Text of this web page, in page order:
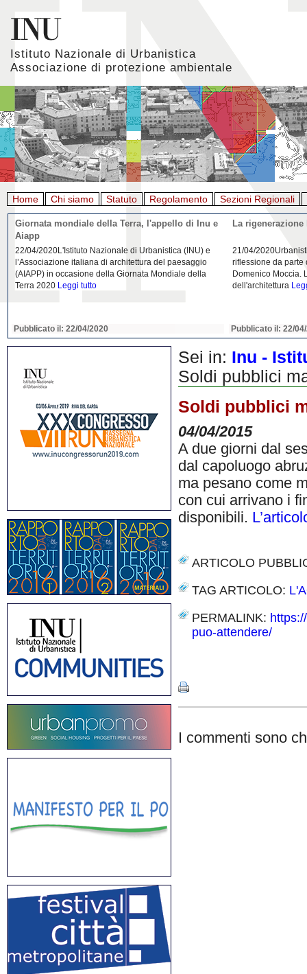
Istituto Nazionale di Urbanistica
Associazione di protezione ambientale
Home Chi siamo Statuto Regolamento Sezioni Regionali
Giornata mondiale della Terra, l'appello di Inu e
Aiapp
22/04/2020L'Istituto Nazionale di Urbanistica (INU) e
l’Associazione italiana di architettura del paesaggio
(AIAPP) in occasione della Giornata Mondiale della
Terra 2020 Leggi tutto
Pubblicato il: 22/04/2020
La
21/04/
riflessione da parte
Domenico Moccia.
dell'architettura
Pubblicato il: 22/
Sei in: Inu -
Soldi pubblici
Soldi pubblici
04/04/2015
A due giorni dal
dal capoluogo
ma pesano come
con cui arrivano i
disponibili.
ARTICOLO
TAG ARTICOLO:
PERMALINK:
puo-attendere/
I commenti sono